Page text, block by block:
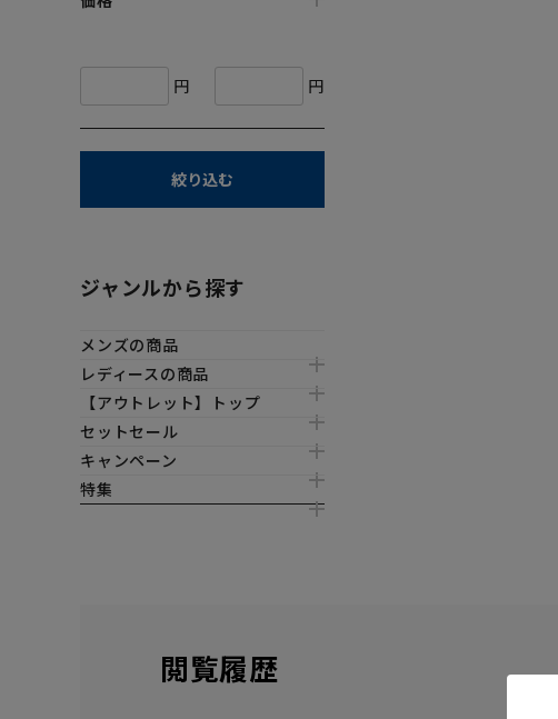
円 円
絞り込む
ジャンルから探す
メンズの商品
レディースの商品
【アウトレット】トップ
セットセール
キャンペーン
特集
閲覧履歴